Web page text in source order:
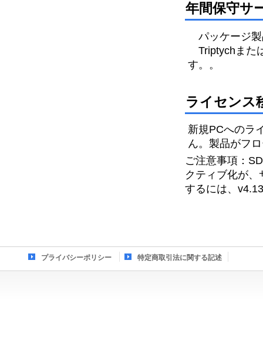
年間保守サ
パッケージ製
Triptychまた
す。。
ライセンス
新規PCへのラ
ん。製品がフ
ご注意事項：
クティブ化が
するには、
プライバシーポリシー 特定商取引法に関する記述